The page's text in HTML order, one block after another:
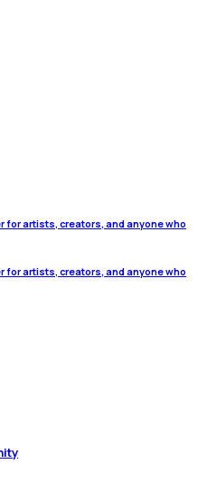
for artists, creators, and anyone who
for artists, creators, and anyone who